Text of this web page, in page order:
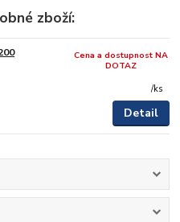
zboží:
/ks
Cena a dostupnost NA
DOTAZ
Detail